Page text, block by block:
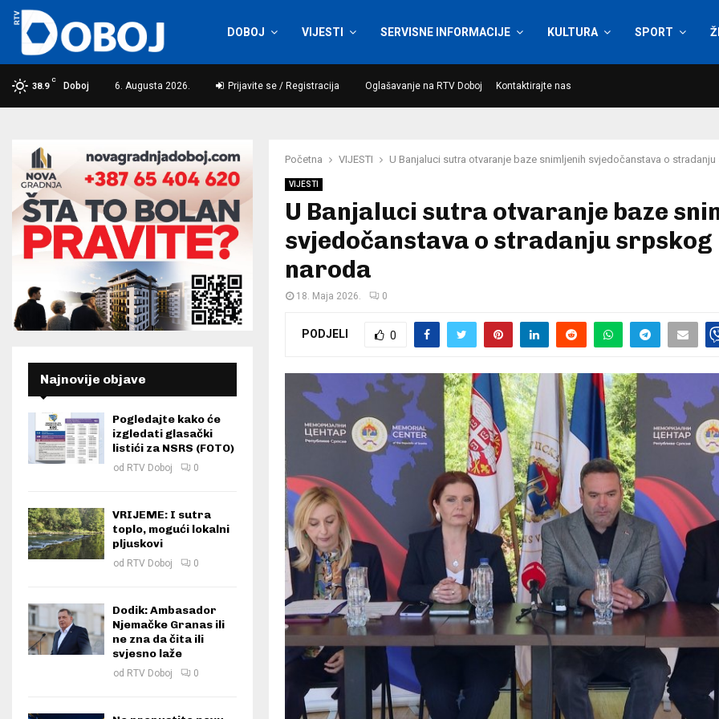
DOBOJ VIJESTI SERVISNE INFORMACIJE KULTURA SPORT
38.9
C
Doboj 6. Augusta 2026. Prijavite se / Registracija Oglašavanje na RTV Doboj Kontaktirajte nas
Početna VIJESTI U Banjaluci sutra otvaranje baze snimljenih svjedočanstava o
VIJESTI
U Banjaluci sutra otvaranje baze
svjedočanstava o stradanju srpskog
naroda
18. Maja 2026. 0
PODJELI 0
Najnovije objave
Pogledajte kako će
izgledati glasački
listići za NSRS (FOTO)
od RTV Doboj 0
VRIJEME: I sutra
toplo, mogući lokalni
pljuskovi
od RTV Doboj 0
Dodik: Ambasador
Njemačke Granas ili
ne zna da čita ili
svjesno laže
od RTV Doboj 0